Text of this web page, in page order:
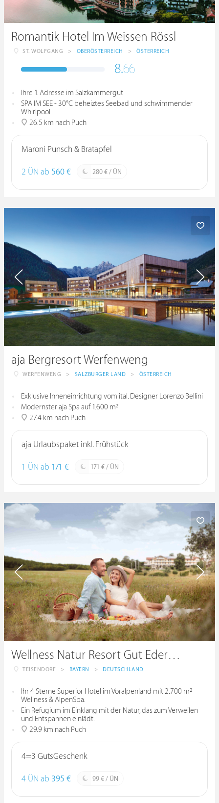
Romantik Hotel Im Weissen Rössl
ST. WOLFGANG > OBERÖSTERREICH > ÖSTERREICH
8.66
Ihre 1. Adresse im Salzkammergut
SPA IM SEE - 30°C beheiztes Seebad und schwimmender
Whirlpool
26.5 km nach Puch
Maroni Punsch & Bratapfel
2 ÜN ab 560 € 280 € / ÜN
aja Bergresort Werfenweng
WERFENWENG > SALZBURGER LAND > ÖSTERREICH
Exklusive Inneneinrichtung vom ital. Designer Lorenzo Bellini
Modernster aja Spa auf 1.600 m²
27.4 km nach Puch
aja Urlaubspaket inkl. Frühstück
1 ÜN ab 171 € 171 € / ÜN
Wellness Natur Resort Gut Edermann
TEISENDORF > BAYERN > DEUTSCHLAND
Ihr 4 Sterne Superior Hotel im Voralpenland mit 2.700 m²
Wellness & AlpenSpa.
Ein Refugium im Einklang mit der Natur, das zum Verweilen
und Entspannen einlädt.
29.9 km nach Puch
4=3 GutsGeschenk
4 ÜN ab 395 € 99 € / ÜN